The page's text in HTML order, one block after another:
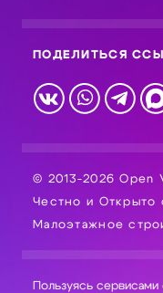
ПОДЕЛИТЬСЯ
© 2013-2026 Open
Честно и Открыто
Малоэтажное
Пользуясь